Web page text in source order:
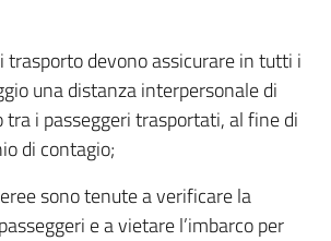
trasporto devono assicurare in tutti i
una distanza interpersonale di
i passeggeri trasportati, al fine di
di contagio;
sono tenute a verificare la
e a vietare l’imbarco per